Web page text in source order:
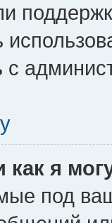
с
как я
под